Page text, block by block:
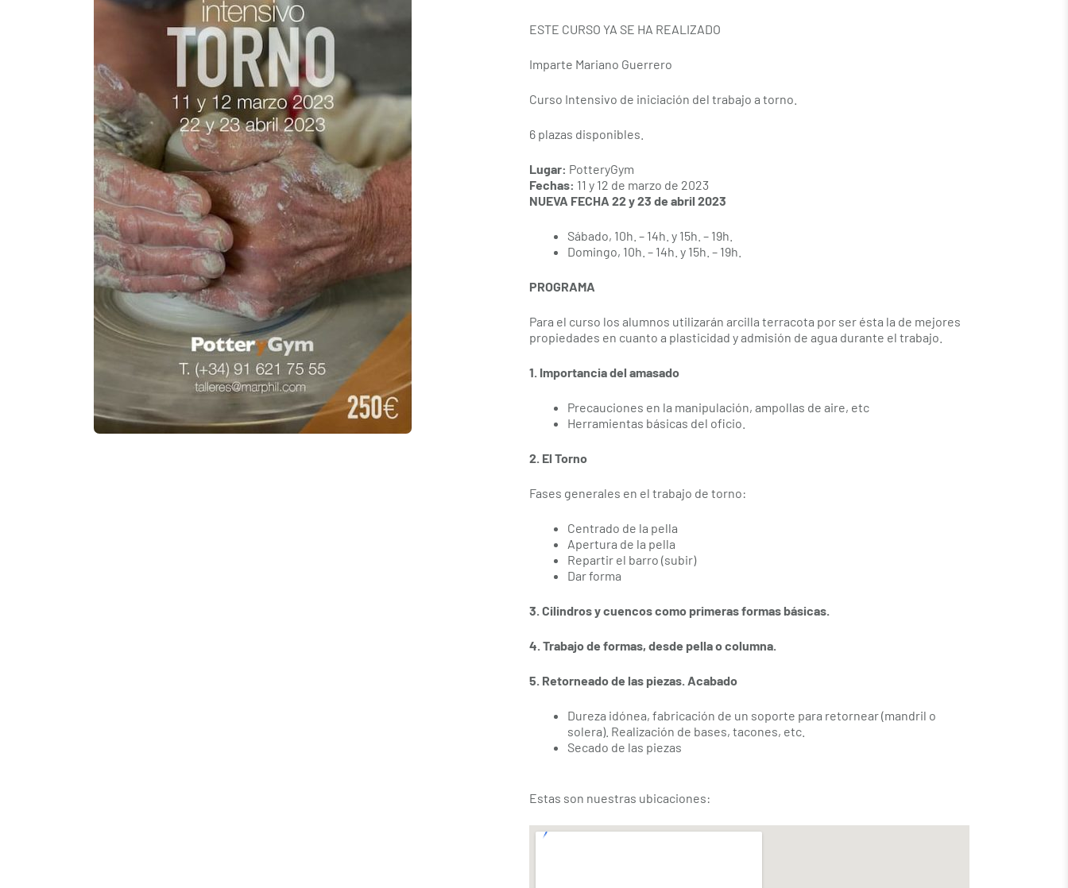
ESTE CURSO YA SE HA REALIZADO
Imparte Mariano Guerrero
Curso Intensivo de iniciación del trabajo a torno.
6 plazas disponibles.
Lugar: PotteryGym
Fechas: 11 y 12 de marzo de 2023
NUEVA FECHA 22 y 23 de abril 2023
Sábado, 10h. – 14h. y 15h. – 19h.
Domingo, 10h. – 14h. y 15h. – 19h.
PROGRAMA
Para el curso los alumnos utilizarán arcilla terracota por ser ésta la de mejores
propiedades en cuanto a plasticidad y admisión de agua durante el trabajo.
1. Importancia del amasado
Precauciones en la manipulación, ampollas de aire, etc
Herramientas básicas del oficio.
2. El Torno
Fases generales en el trabajo de torno:
Centrado de la pella
Apertura de la pella
Repartir el barro (subir)
Dar forma
3. Cilindros y cuencos como primeras formas básicas.
4. Trabajo de formas, desde pella o columna.
5. Retorneado de las piezas. Acabado
Dureza idónea, fabricación de un soporte para retornear (mandril o
solera). Realización de bases, tacones, etc.
Secado de las piezas
Estas son nuestras ubicaciones: